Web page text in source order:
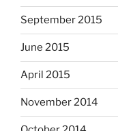
September 2015
June 2015
April 2015
November 2014